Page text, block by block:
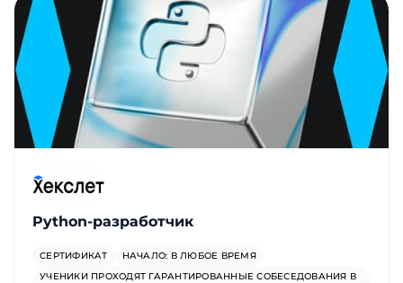
Python-разработчик
СЕРТИФИКАТ
НАЧАЛО: В ЛЮБОЕ ВРЕМЯ
УЧЕНИКИ ПРОХОДЯТ ГАРАНТИРОВАННЫЕ СОБЕСЕДОВАНИЯ В